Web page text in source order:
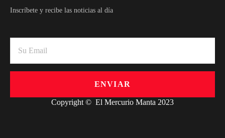
Inscríbete y recibe las noticias al día
ENVIAR
Copyright © El Mercurio Manta 2023